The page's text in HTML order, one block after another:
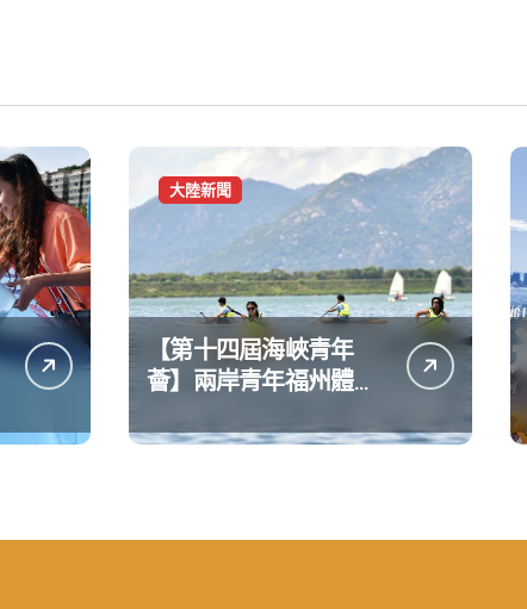
大陸新聞
【第十四屆海峽青年
薈】兩岸青年福州體驗